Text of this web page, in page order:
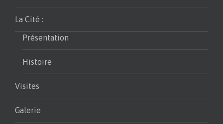
La Cité :
Présentation
Histoire
Visites
Galerie